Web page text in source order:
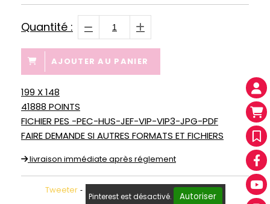
Quantité :
AJOUTER AU PANIER
199 X 148
41888 POINTS
FICHIER PES -PEC-HUS-JEF-VIP-VIP3-JPG-PDF
FAIRE DEMANDE SI AUTRES FORMATS ET FICHIERS
livraison immédiate après réglement
Tweeter
Pinterest est désactivé. Autoriser